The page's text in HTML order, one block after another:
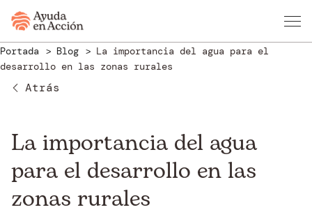
Portada Blog
La importancia del agua para el
desarrollo en las zonas rurales
Atrás
La importancia del agua
para el desarrollo en las
zonas rurales